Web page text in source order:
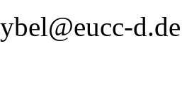
d.de